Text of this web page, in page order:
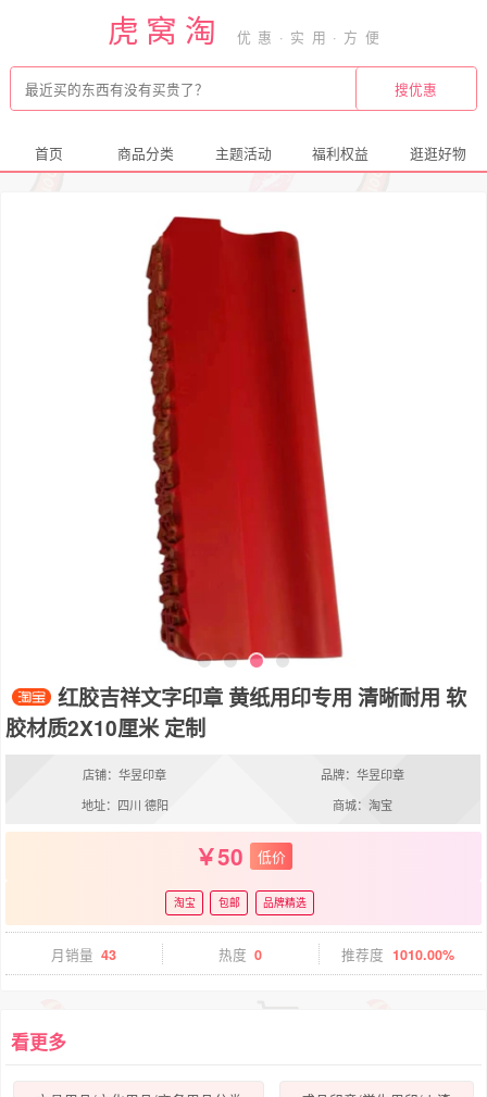
虎窝淘
首页 商品分类 主题活动 福利权益 逛逛好物
红胶吉祥文字印章 黄纸用印专用 清晰耐用 软
胶材质2X10厘米 定制
店铺：华昱印章
品牌：华昱印章
地址：四川 德阳
商城：淘宝
50 低价
淘宝 包邮 品牌精选
月销量 43 热度 0 推荐度 1010.00%
看更多